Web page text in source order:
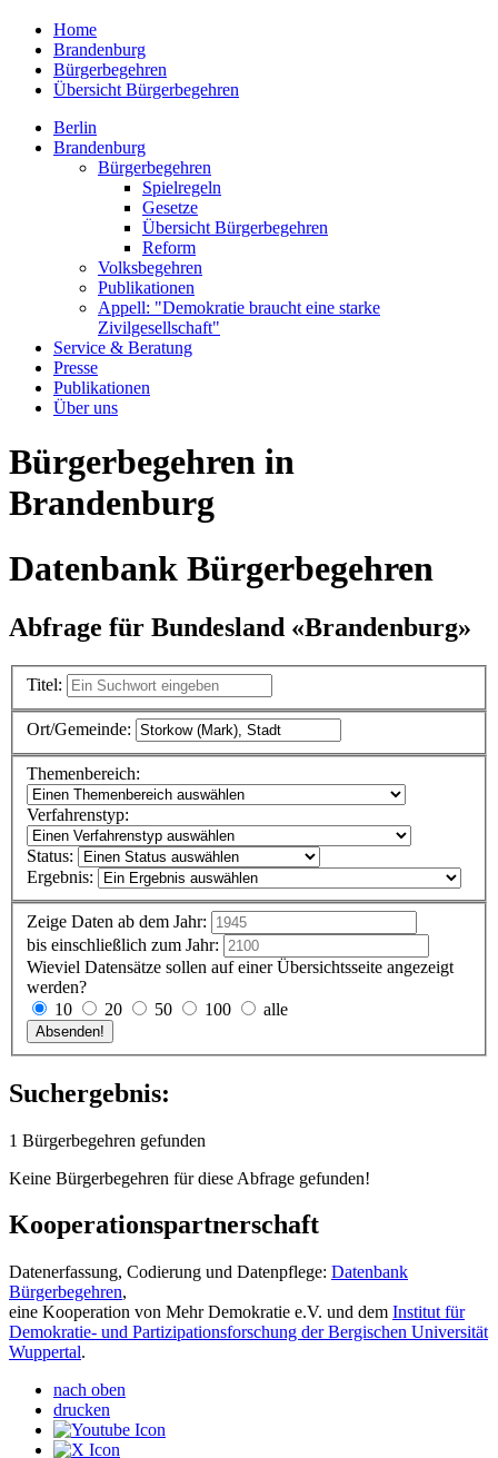
Home
Brandenburg
Bürgerbegehren
Übersicht Bürgerbegehren
Berlin
Brandenburg
Bürgerbegehren
Spielregeln
Gesetze
Übersicht Bürgerbegehren
Reform
Volksbegehren
Publikationen
Appell: "Demokratie braucht eine starke
Zivilgesellschaft"
Service & Beratung
Presse
Publikationen
Über uns
Bürgerbegehren in
Brandenburg
Datenbank Bürgerbegehren
Abfrage für Bundesland «Brandenburg»
Titel:
Ort/Gemeinde:
Themenbereich:
Verfahrenstyp:
Status:
Ergebnis:
Zeige Daten ab dem Jahr:
bis einschließlich zum Jahr:
Wieviel Datensätze sollen auf einer Übersichtsseite angezeigt
werden?
10
20 50 100 alle
Suchergebnis:
1 Bürgerbegehren gefunden
Keine Bürgerbegehren für diese Abfrage gefunden!
Kooperationspartnerschaft
Datenerfassung, Codierung und Datenpflege: Datenbank
Bürgerbegehren,
eine Kooperation von Mehr Demokratie e.V. und dem Institut für
Demokratie- und Partizipationsforschung der Bergischen Universität
Wuppertal.
nach oben
drucken